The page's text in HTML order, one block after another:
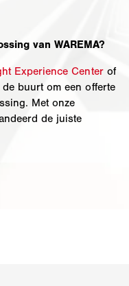
van WAREMA?
Experience Centerof
buurt om een offerte
Met onze
de juiste